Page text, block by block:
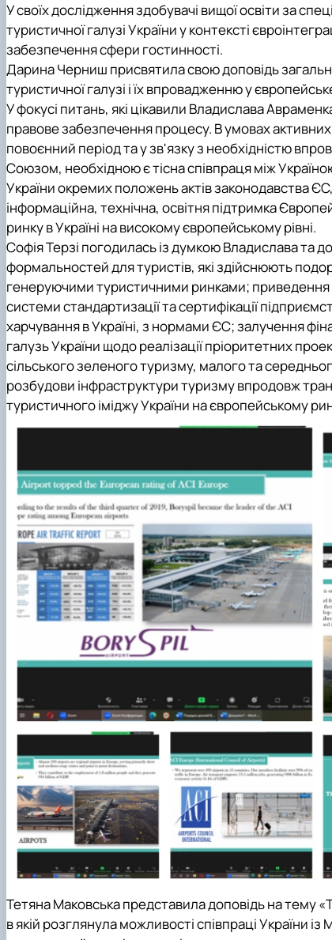
У своїх дослідження здобувачі вищої освіти за
туристичної галузі України у контексті
забезпечення сфери гостинності.
Дарина Черниш присвятила свою доповідь
туристичної галузі і їх впровадженню у
У фокусі питань, які цікавили Владислава
правове забезпечення процесу. В умовах активних
повоєнний період та у зв'язку з необхідністю
Союзом, необхідною є тісна співпраця між
України окремих положень актів законодавства
інформаційна, технічна, освітня підтримка
ринку в Україні на високому європейському рівні.
Софія Терзі погодилась із думкою Владислава та
формальностей для туристів, які здійснюють
генеруючими туристичними ринками; приведення
системи стандартизації та сертифікації
харчування в Україні, з нормами ЄС; залучення
галузь України щодо реалізації пріоритетних
сільського зеленого туризму, малого та
розбудови інфраструктури туризму впродовж
туристичного іміджу України на європейському
Тетяна Маковська представила доповідь на тему
в якій розглянула можливості співпраці України